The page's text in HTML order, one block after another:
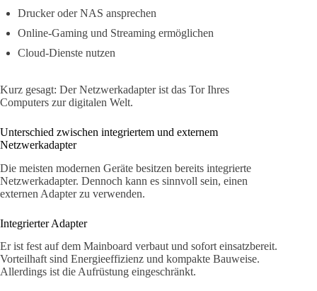
Drucker oder NAS ansprechen
Online-Gaming und Streaming ermöglichen
Cloud-Dienste nutzen
Kurz gesagt: Der Netzwerkadapter ist das Tor Ihres
Computers zur digitalen Welt.
Unterschied zwischen integriertem und externem
Netzwerkadapter
Die meisten modernen Geräte besitzen bereits integrierte
Netzwerkadapter. Dennoch kann es sinnvoll sein, einen
externen Adapter zu verwenden.
Integrierter Adapter
Er ist fest auf dem Mainboard verbaut und sofort einsatzbereit.
Vorteilhaft sind Energieeffizienz und kompakte Bauweise.
Allerdings ist die Aufrüstung eingeschränkt.